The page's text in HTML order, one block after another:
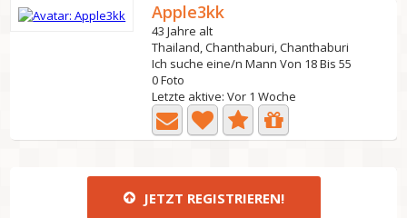
Apple3kk
43 Jahre alt
Thailand, Chanthaburi, Chanthaburi
Ich suche eine/n Mann Von 18 Bis 55
0 Foto
Letzte aktive: Vor 1 Woche
JETZT REGISTRIEREN!